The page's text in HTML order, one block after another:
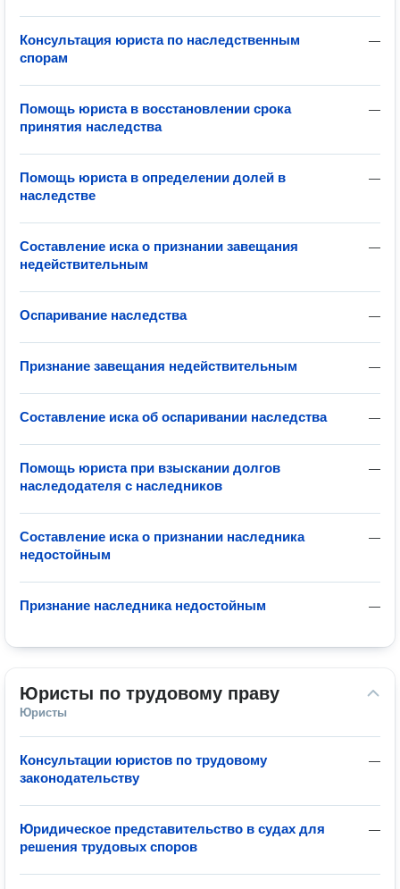
—
Консультация юриста по наследственным
спорам
—
Помощь юриста в восстановлении срока
принятия наследства
—
Помощь юриста в определении долей в
наследстве
—
Составление иска о признании завещания
недействительным
—
Оспаривание наследства
—
Признание завещания недействительным
—
Составление иска об оспаривании наследства
—
Помощь юриста при взыскании долгов
наследодателя с наследников
—
Составление иска о признании наследника
недостойным
—
Признание наследника недостойным
Юристы по трудовому праву
Юристы
—
Консультации юристов по трудовому
законодательству
—
Юридическое представительство в судах для
решения трудовых споров